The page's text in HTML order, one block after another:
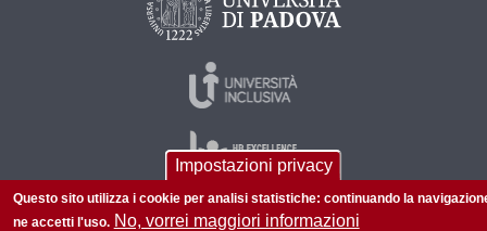
Impostazioni privacy
Questo sito utilizza i cookie per analisi statistiche: continuando la
ne accetti l'uso. No, vorrei maggiori informazioni